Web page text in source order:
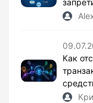
Как